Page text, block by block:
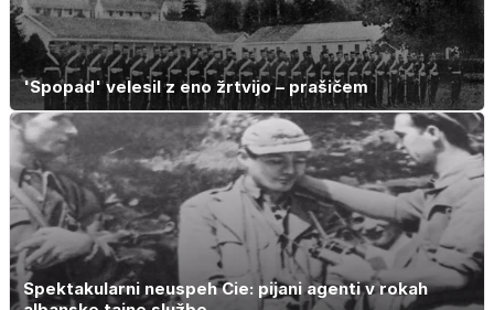
'Spopad' velesil z eno žrtvijo – prašičem
Spektakularni neuspeh Cie: pijani agenti v rokah